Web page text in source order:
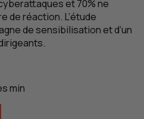
et 70% ne
de réaction. L’étude
de sensibilisation et d’un
min